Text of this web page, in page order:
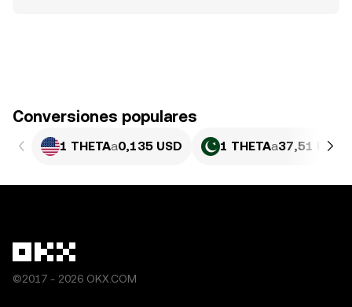
Conversiones populares
1 THETAa0,135 USD 1 THETAa37,51 PKR
©2017 - 2026 OKX.COM